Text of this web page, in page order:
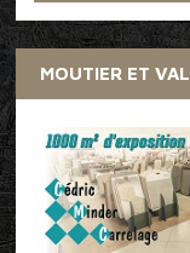
MOUTIER ET